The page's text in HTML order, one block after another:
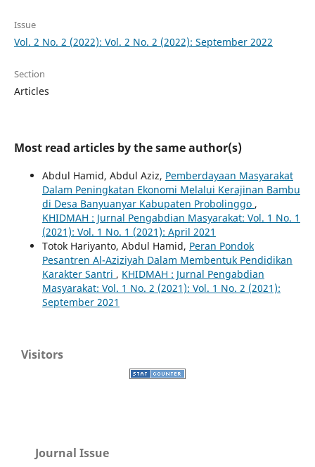
Issue
Vol. 2 No. 2 (2022): Vol. 2 No. 2 (2022): September 2022
Section
Articles
Most read articles by the same author(s)
Abdul Hamid, Abdul Aziz, Pemberdayaan Masyarakat
Dalam Peningkatan Ekonomi Melalui Kerajinan Bambu
di Desa Banyuanyar Kabupaten Probolinggo ,
KHIDMAH : Jurnal Pengabdian Masyarakat: Vol. 1 No. 1
(2021): Vol. 1 No. 1 (2021): April 2021
Totok Hariyanto, Abdul Hamid, Peran Pondok
Pesantren Al-Aziziyah Dalam Membentuk Pendidikan
Karakter Santri , KHIDMAH : Jurnal Pengabdian
Masyarakat: Vol. 1 No. 2 (2021): Vol. 1 No. 2 (2021):
September 2021
Visitors
Journal Issue